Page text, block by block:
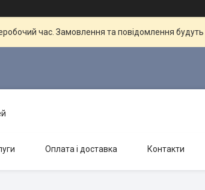
час. Замовлення та повідомлення
Оплата і доставка Контакти